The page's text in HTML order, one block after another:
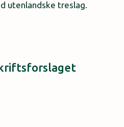
utenlandske treslag.